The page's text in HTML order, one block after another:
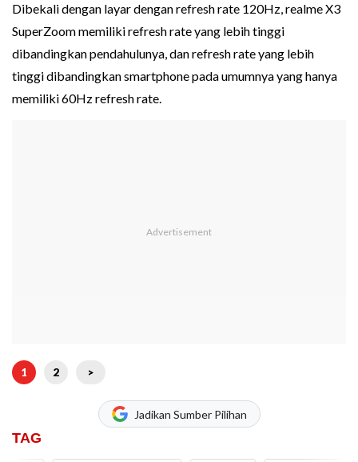
Dibekali dengan layar dengan refresh rate 120Hz, realme X3
SuperZoom memiliki refresh rate yang lebih tinggi
dibandingkan pendahulunya, dan refresh rate yang lebih
tinggi dibandingkan smartphone pada umumnya yang hanya
memiliki 60Hz refresh rate.
1 2 >
Jadikan Sumber Pilihan
TAG